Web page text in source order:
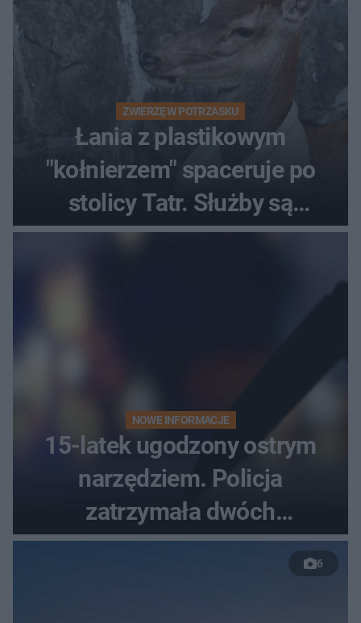
ZWIERZĘ W POTRZASKU
Łania z plastikowym
"kołnierzem" spaceruje po
stolicy Tatr. Służby są
bezradne
NOWE INFORMACJE
15-latek ugodzony ostrym
narzędziem. Policja
zatrzymała dwóch
nastolatków
6